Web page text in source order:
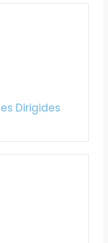
Dirigides